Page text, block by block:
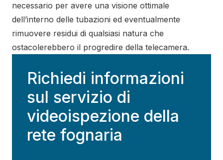
necessario per avere una visione ottimale
dell’interno delle tubazioni ed eventualmente
rimuovere residui di qualsiasi natura che
ostacolerebbero il progredire della telecamera.
Richiedi informazioni
sul servizio di
videoispezione della
rete fognaria